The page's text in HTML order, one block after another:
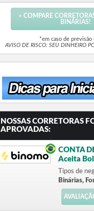
> COMPARE
BINÁRIAS!
*em caso de previsão
AVISO DE RISCO: SEU DINHEIRO
NOSSAS CORRETORAS
APROVADAS:
CONTA
Aceita
Tipos de
Binárias,